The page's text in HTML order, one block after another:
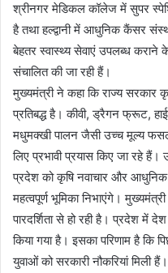
श्रीनगर मेडिकल कॉलेज में सुपर
है तथा हल्द्वानी में आधुनिक कैंसर
बेहतर स्वास्थ्य सेवाएं उपलब्ध कराने
संचालित की जा रही हैं।
मुख्यमंत्री ने कहा कि राज्य सरकार
प्रतिबद्ध है। कीवी, ड्रैगन फ्रूट,
मधुमक्खी पालन जैसी उच्च मूल्य
लिए प्रभावी प्रयास किए जा रहे
प्रदेश को कृषि नवाचार और आधुनिक
महत्वपूर्ण भूमिका निभाएंगे।
पारदर्शिता से हो रही है। प्रदेश में
किया गया है। इसका परिणाम है कि
युवाओं को सरकारी नौकरियां मिली हैं।